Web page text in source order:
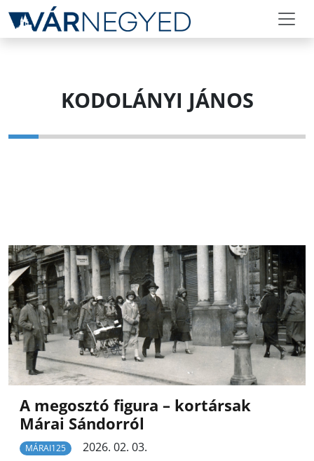
KODOLÁNYI JÁNOS
A megosztó figura – kortársak
Márai Sándorról
MÁRAI125
2026. 02. 03.